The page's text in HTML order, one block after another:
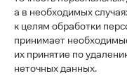
а в необходимых
к целям обработки
принимает
их принятие по
неточных данных.